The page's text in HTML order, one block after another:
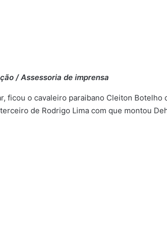
/ Assessoria de imprensa
ficou o cavaleiro paraibano Cleiton Botelho
de Rodrigo Lima com que montou